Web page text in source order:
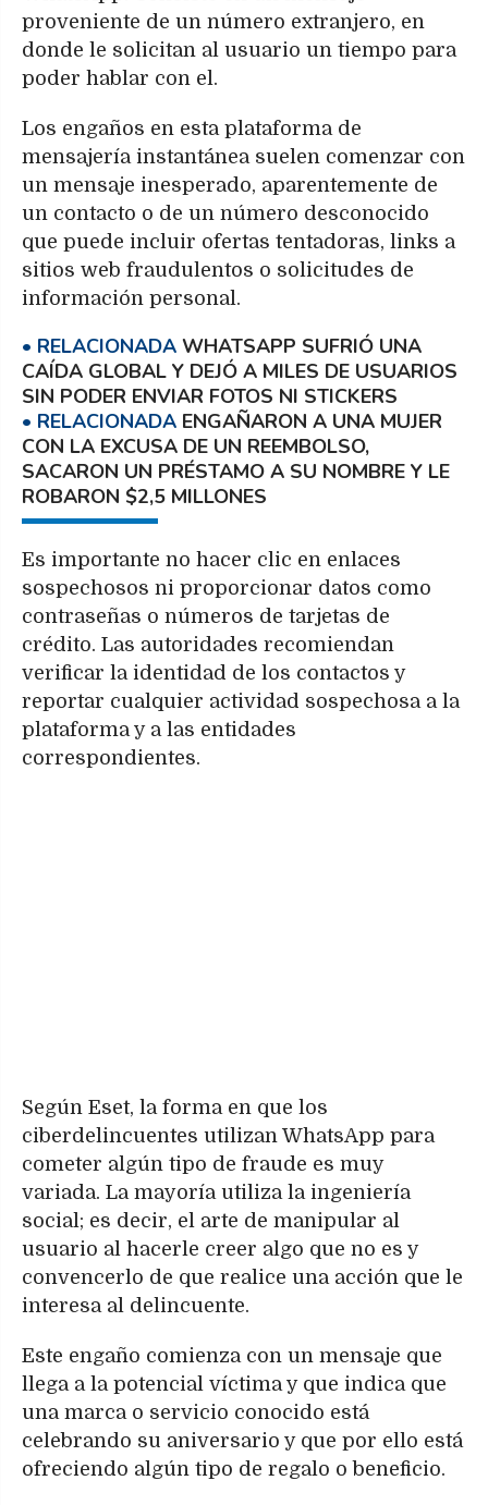
proveniente de un número extranjero, en
donde le solicitan al usuario un tiempo para
poder hablar con el.
Los engaños en esta plataforma de
mensajería instantánea suelen comenzar con
un mensaje inesperado, aparentemente de
un contacto o de un número desconocido
que puede incluir ofertas tentadoras, links a
sitios web fraudulentos o solicitudes de
información personal.
WHATSAPP SUFRIÓ UNA
CAÍDA GLOBAL Y DEJÓ A MILES DE USUARIOS
SIN PODER ENVIAR FOTOS NI STICKERS
ENGAÑARON A UNA MUJER
CON LA EXCUSA DE UN REEMBOLSO,
SACARON UN PRÉSTAMO A SU NOMBRE Y LE
ROBARON $2,5 MILLONES
Es importante no hacer clic en enlaces
sospechosos ni proporcionar datos como
contraseñas o números de tarjetas de
crédito. Las autoridades recomiendan
verificar la identidad de los contactos y
reportar cualquier actividad sospechosa a la
plataforma y a las entidades
correspondientes.
Según Eset, la forma en que los
ciberdelincuentes utilizan WhatsApp para
cometer algún tipo de fraude es muy
variada. La mayoría utiliza la ingeniería
social; es decir, el arte de manipular al
usuario al hacerle creer algo que no es y
convencerlo de que realice una acción que le
interesa al delincuente.
Este engaño comienza con un mensaje que
llega a la potencial víctima y que indica que
una marca o servicio conocido está
celebrando su aniversario y que por ello está
ofreciendo algún tipo de regalo o beneficio.